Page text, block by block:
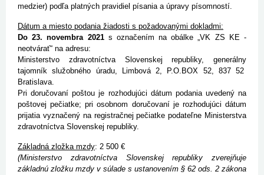
medzier) podľa platných pravidiel písania a úpravy písomností.
Dátum a miesto podania žiadosti s požadovanými dokladmi:
Do 23. novembra 2021s označením na obálke „VK ZS KE -
neotvárať“ na adresu:
Ministerstvo zdravotníctva Slovenskej republiky, generálny
tajomník služobného úradu, Limbová 2, P.O.BOX 52, 837 52
Bratislava.
Pri doručovaní poštou je rozhodujúci dátum podania uvedený na
poštovej pečiatke; pri osobnom doručovaní je rozhodujúci dátum
prijatia vyznačený na registračnej pečiatke podateľne Ministerstva
zdravotníctva Slovenskej republiky.
Základná zložka mzdy: 2 500 €
(Ministerstvo zdravotníctva Slovenskej republiky zverejňuje
základnú zložku mzdy v súlade s ustanovením § 62 ods. 2 zákona